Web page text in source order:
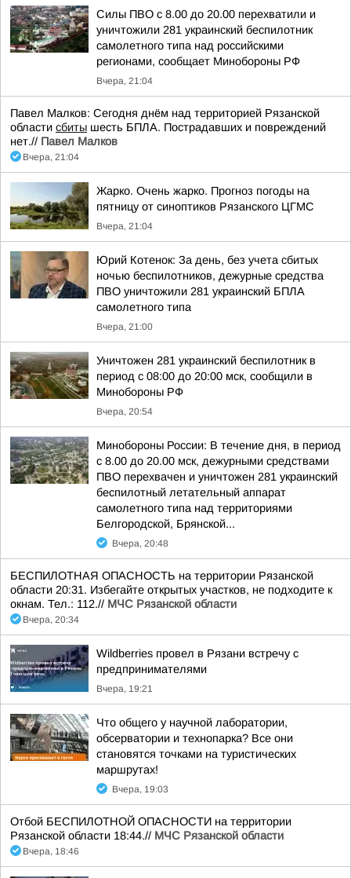
Силы ПВО с 8.00 до 20.00 перехватили и
уничтожили 281 украинский беспилотник
самолетного типа над российскими
регионами, сообщает Минобороны РФ
Вчера, 21:04
Павел Малков: Сегодня днём над территорией Рязанской
области сбиты шесть БПЛА. Пострадавших и повреждений
нет.// Павел Малков
Вчера, 21:04
Жарко. Очень жарко. Прогноз погоды на
пятницу от синоптиков Рязанского ЦГМС
Вчера, 21:04
Юрий Котенок: За день, без учета сбитых
ночью беспилотников, дежурные средства
ПВО уничтожили 281 украинский БПЛА
самолетного типа
Вчера, 21:00
Уничтожен 281 украинский беспилотник в
период с 08:00 до 20:00 мск, сообщили в
Минобороны РФ
Вчера, 20:54
Минобороны России: В течение дня, в период
с 8.00 до 20.00 мск, дежурными средствами
ПВО перехвачен и уничтожен 281 украинский
беспилотный летательный аппарат
самолетного типа над территориями
Белгородской, Брянской...
Вчера, 20:48
БЕСПИЛОТНАЯ ОПАСНОСТЬ на территории Рязанской
области 20:31. Избегайте открытых участков, не подходите к
окнам. Тел.: 112.// МЧС Рязанской области
Вчера, 20:34
Wildberries провел в Рязани встречу с
предпринимателями
Вчера, 19:21
Что общего у научной лаборатории,
обсерватории и технопарка? Все они
становятся точками на туристических
маршрутах!
Вчера, 19:03
Отбой БЕСПИЛОТНОЙ ОПАСНОСТИ на территории
Рязанской области 18:44.// МЧС Рязанской области
Вчера, 18:46